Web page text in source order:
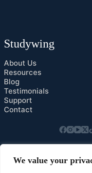
We value your
Studywing
About Us
Resources
Blog
Testimonials
Support
Contact
Privacy Policy
Cookies Preference